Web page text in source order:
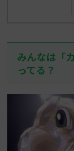
みんなは「
ってる？